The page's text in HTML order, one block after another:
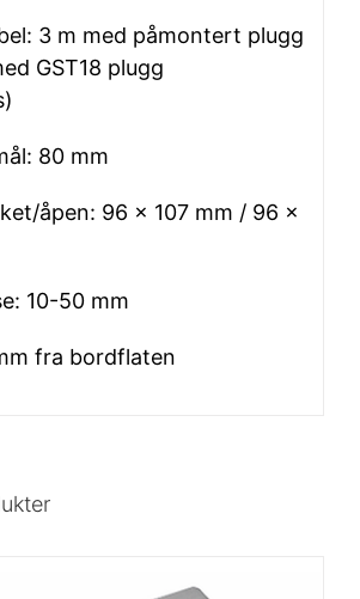
3 m med påmontert plugg
GST18 plugg
80 mm
åpen: 96 x 107 mm / 96 x
10-50 mm
fra bordflaten